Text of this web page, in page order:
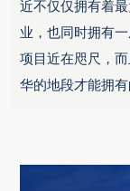
近不仅仅拥有着
业，也同时拥有
项目近在咫尺，
华的地段才能拥有